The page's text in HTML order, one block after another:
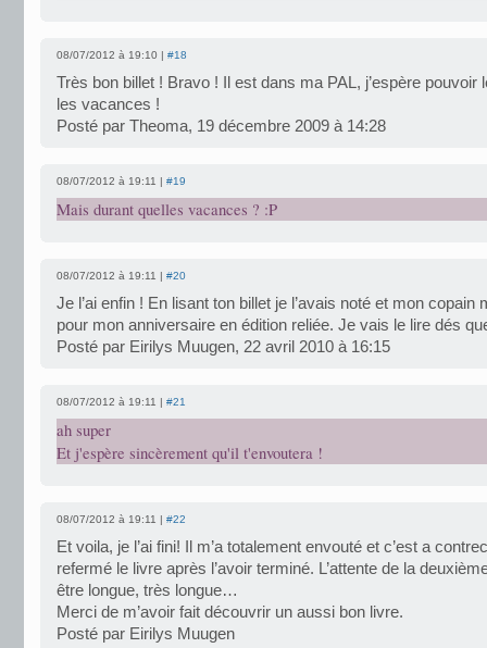
08/07/2012 à 19:10 | #18
Très bon billet ! Bravo ! Il est dans ma PAL, j’espère pouvoir
les vacances !
Posté par Theoma, 19 décembre 2009 à 14:28
08/07/2012 à 19:11 | #19
Mais durant quelles vacances ? :P
08/07/2012 à 19:11 | #20
Je l’ai enfin ! En lisant ton billet je l’avais noté et mon copain
pour mon anniversaire en édition reliée. Je vais le lire dés
Posté par Eirilys Muugen, 22 avril 2010 à 16:15
08/07/2012 à 19:11 | #21
ah super
Et j'espère sincèrement qu'il t'envoutera !
08/07/2012 à 19:11 | #22
Et voila, je l’ai fini! Il m’a totalement envouté et c’est a
refermé le livre après l’avoir terminé. L’attente de la
être longue, très longue…
Merci de m’avoir fait découvrir un aussi bon livre.
Posté par Eirilys Muugen